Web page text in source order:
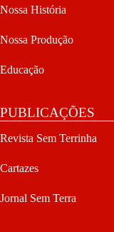
Nossa História
Nossa Produção
Educação
PUBLICAÇÕES
Revista Sem Terrinha
Cartazes
Jornal Sem Terra